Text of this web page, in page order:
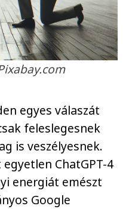
egyes válaszát
feleslegesnek
is veszélyesnek.
ChatGPT-4
energiát emészt
Google